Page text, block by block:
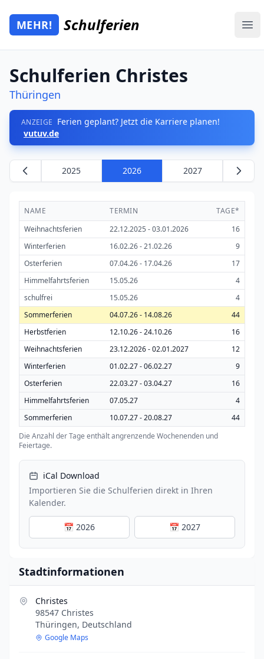
Zum Hauptinhalt springen
Mehr Schulferien
MEHR! Schulferien
Schulferien Christes
Thüringen
ANZEIGE Ferien geplant? Jetzt die Karriere planen!
vutuv.de
2025 2026 2027
NAME TERMIN
TAGE*
Weihnachtsferien
22.12.2025 - 03.01.2026
16
Winterferien
16.02.26 - 21.02.26
9
Osterferien
07.04.26 - 17.04.26
17
Himmelfahrtsferien
15.05.26
4
schulfrei
15.05.26
4
Sommerferien
04.07.26 - 14.08.26
44
Herbstferien
12.10.26 - 24.10.26
16
Weihnachtsferien
23.12.2026 - 02.01.2027
12
Winterferien
01.02.27 - 06.02.27
9
Osterferien
22.03.27 - 03.04.27
16
Himmelfahrtsferien
07.05.27
4
Sommerferien
10.07.27 - 20.08.27
44
Die Anzahl der Tage enthält angrenzende Wochenenden und
Feiertage.
iCal Download
Importieren Sie die Schulferien direkt in Ihren
Kalender.
📅 2026 📅 2027
Stadtinformationen
Christes
98547 Christes
Thüringen, Deutschland
Google Maps